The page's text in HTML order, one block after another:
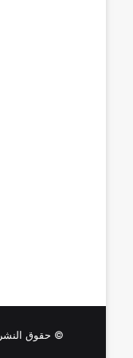
© حقوق النشر 2024، جميع الحقوق محفوظة | كلام بنات